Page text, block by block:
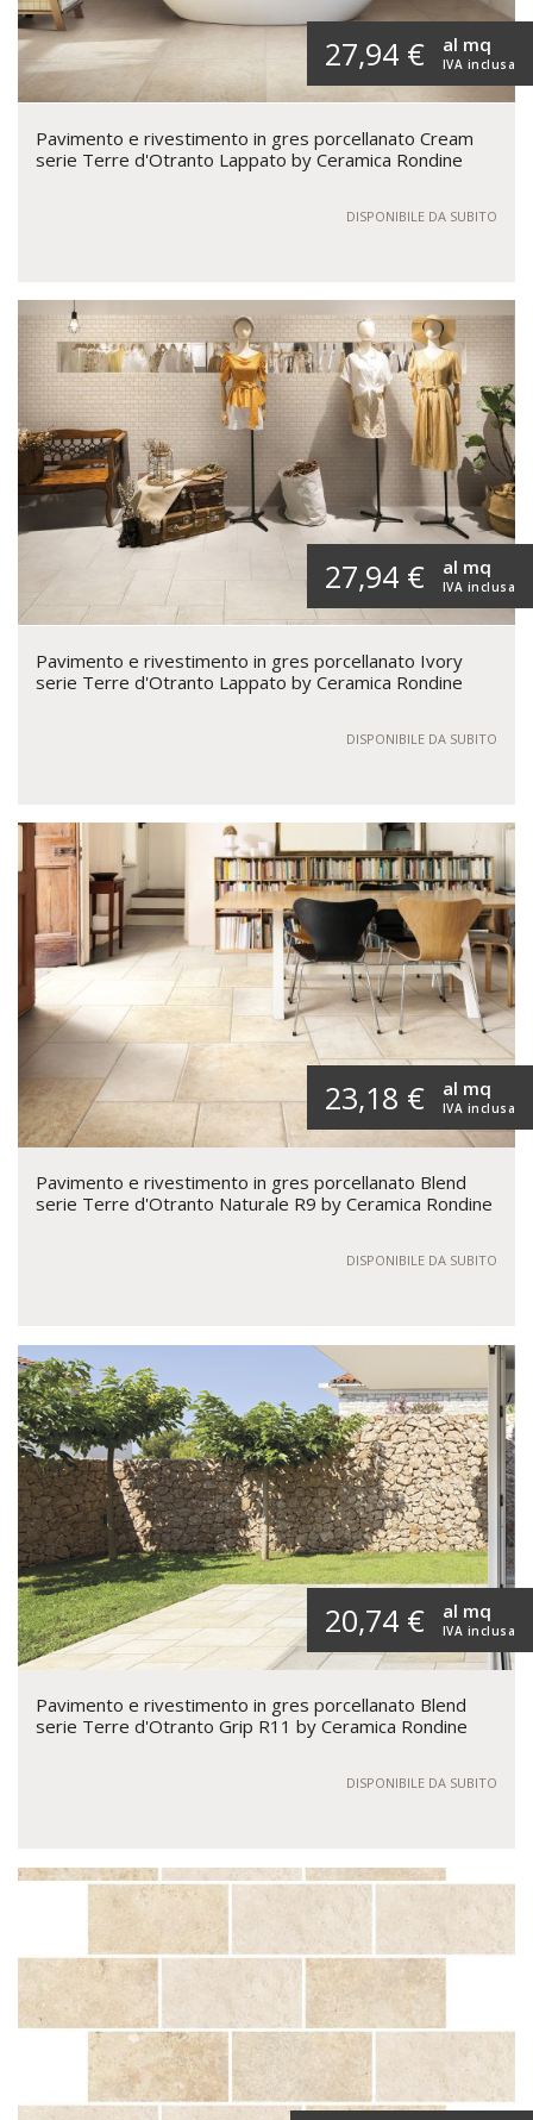
27,94 € IVA inclusa
al mq
Pavimento e rivestimento in gres porcellanato Cream
serie Terre d'Otranto Lappato by Ceramica Rondine
DISPONIBILE DA SUBITO
27,94 € IVA inclusa
al mq
Pavimento e rivestimento in gres porcellanato Ivory
serie Terre d'Otranto Lappato by Ceramica Rondine
DISPONIBILE DA SUBITO
23,18 € IVA inclusa
al mq
Pavimento e rivestimento in gres porcellanato Blend
serie Terre d'Otranto Naturale R9 by Ceramica Rondine
DISPONIBILE DA SUBITO
20,74 € IVA inclusa
al mq
Pavimento e rivestimento in gres porcellanato Blend
serie Terre d'Otranto Grip R11 by Ceramica Rondine
DISPONIBILE DA SUBITO